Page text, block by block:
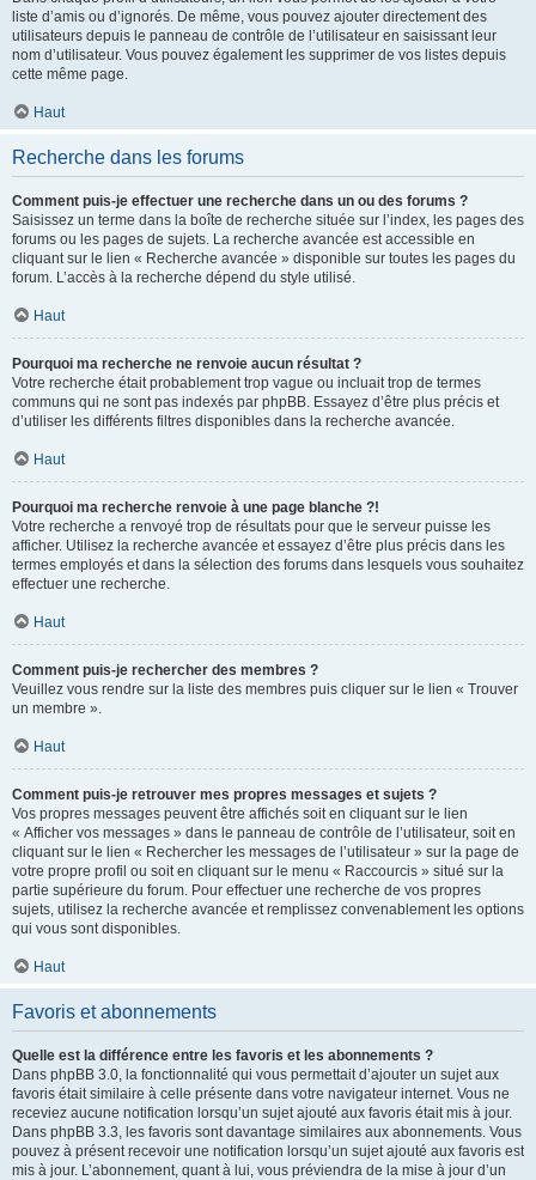
liste d’amis ou d’ignorés. De même, vous pouvez ajouter directement des
utilisateurs depuis le panneau de contrôle de l’utilisateur en saisissant leur
nom d’utilisateur. Vous pouvez également les supprimer de vos listes depuis
cette même page.
Haut
Recherche dans les forums
Comment puis-je effectuer une recherche dans un ou des forums ?
Saisissez un terme dans la boîte de recherche située sur l’index, les pages des
forums ou les pages de sujets. La recherche avancée est accessible en
cliquant sur le lien « Recherche avancée » disponible sur toutes les pages du
forum. L’accès à la recherche dépend du style utilisé.
Haut
Pourquoi ma recherche ne renvoie aucun résultat ?
Votre recherche était probablement trop vague ou incluait trop de termes
communs qui ne sont pas indexés par phpBB. Essayez d’être plus précis et
d’utiliser les différents filtres disponibles dans la recherche avancée.
Haut
Pourquoi ma recherche renvoie à une page blanche ?!
Votre recherche a renvoyé trop de résultats pour que le serveur puisse les
afficher. Utilisez la recherche avancée et essayez d’être plus précis dans les
termes employés et dans la sélection des forums dans lesquels vous souhaitez
effectuer une recherche.
Haut
Comment puis-je rechercher des membres ?
Veuillez vous rendre sur la liste des membres puis cliquer sur le lien « Trouver
un membre ».
Haut
Comment puis-je retrouver mes propres messages et sujets ?
Vos propres messages peuvent être affichés soit en cliquant sur le lien
« Afficher vos messages » dans le panneau de contrôle de l’utilisateur, soit en
cliquant sur le lien « Rechercher les messages de l’utilisateur » sur la page de
votre propre profil ou soit en cliquant sur le menu « Raccourcis » situé sur la
partie supérieure du forum. Pour effectuer une recherche de vos propres
sujets, utilisez la recherche avancée et remplissez convenablement les options
qui vous sont disponibles.
Haut
Favoris et abonnements
Quelle est la différence entre les favoris et les abonnements ?
Dans phpBB 3.0, la fonctionnalité qui vous permettait d’ajouter un sujet aux
favoris était similaire à celle présente dans votre navigateur internet. Vous ne
receviez aucune notification lorsqu’un sujet ajouté aux favoris était mis à jour.
Dans phpBB 3.3, les favoris sont davantage similaires aux abonnements. Vous
pouvez à présent recevoir une notification lorsqu’un sujet ajouté aux favoris est
mis à jour. L’abonnement, quant à lui, vous préviendra de la mise à jour d’un